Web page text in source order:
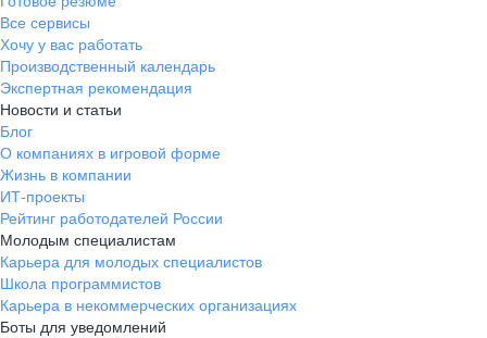
Все сервисы
Хочу у вас работать
Производственный календарь
Экспертная рекомендация
Новости и статьи
Блог
О компаниях в игровой форме
Жизнь в компании
ИТ-проекты
Рейтинг работодателей России
Молодым специалистам
Карьера для молодых специалистов
Школа программистов
Карьера в некоммерческих организациях
Боты для уведомлений